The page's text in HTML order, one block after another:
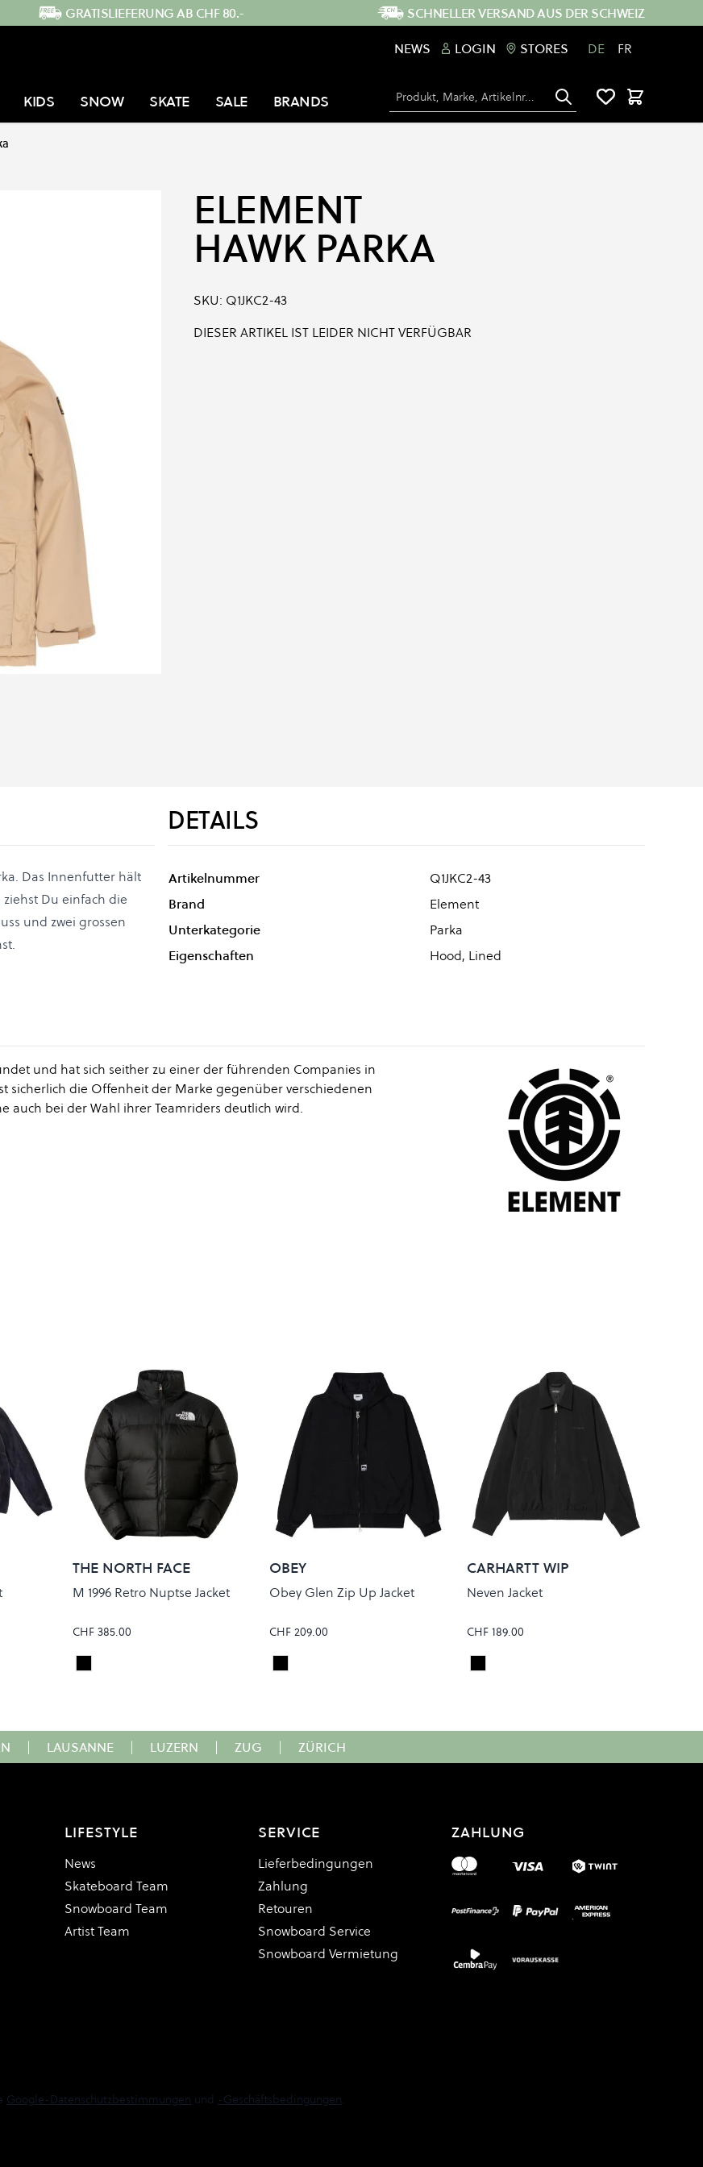
GRATISLIEFERUNG AB CHF 80.-
SCHNELLER VERSAND AUS DER SCHWEIZ
NEWS
LOGIN STORES DE FR
KIDS SNOW SKATE SALE BRANDS Suche Warenkorb
ELEMENT
HAWK PARKA
SKU: Q1JKC2-43
DIESER ARTIKEL IST LEIDER NICHT VERFÜGBAR
Das Innenfutter hält
Du einfach die
und zwei grossen
DETAILS
Artikelnummer
Q1JKC2-43
Brand
Element
Unterkategorie
Parka
Eigenschaften
Hood, Lined
und hat sich seither zu einer der führenden Companies in
sicherlich die Offenheit der Marke gegenüber verschiedenen
auch bei der Wahl ihrer Teamriders deutlich wird.
THE NORTH FACE
M 1996 Retro Nuptse Jacket
CHF 385.00
Colour
TNF Black
OBEY
Obey Glen Zip Up Jacket
CHF 209.00
Colour
BLACK FADED WASH
CARHARTT WIP
Neven Jacket
CHF 189.00
Colour
Black/Graphite
| LAUSANNE | LUZERN | ZUG | ZÜRICH
LIFESTYLE
News
Skateboard Team
Snowboard Team
Artist Team
SERVICE
Lieferbedingungen
Zahlung
Retouren
Snowboard Service
Snowboard Vermietung
ZAHLUNG
Google-Datenschutzbestimmungen und -Geschäftsbedingungen.